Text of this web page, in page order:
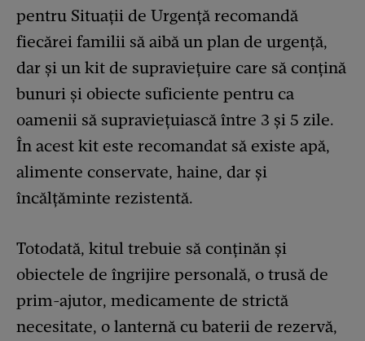
pentru Situaţii de Urgenţă recomandă
fiecărei familii să aibă un plan de urgenţă,
dar şi un kit de supravieţuire care să conţină
bunuri şi obiecte suficiente pentru ca
oamenii să supraviețuiască între 3 și 5 zile.
În acest kit este recomandat să existe apă,
alimente conservate, haine, dar și
încălțăminte rezistentă.
Totodată, kitul trebuie să conținăn și
obiectele de îngrijire personală, o trusă de
prim-ajutor, medicamente de strictă
necesitate, o lanternă cu baterii de rezervă,